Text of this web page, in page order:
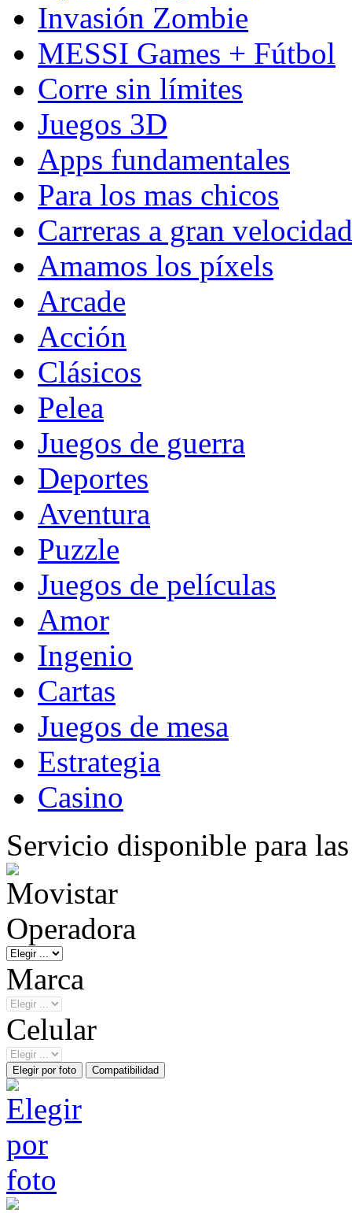
Invasión Zombie
MESSI Games + Fútbol
Corre sin límites
Juegos 3D
Apps fundamentales
Para los mas chicos
Carreras a gran velocidad
Amamos los píxels
Arcade
Acción
Clásicos
Pelea
Juegos de guerra
Deportes
Aventura
Puzzle
Juegos de películas
Amor
Ingenio
Cartas
Juegos de mesa
Estrategia
Casino
Servicio disponible para
Operadora
Marca
Celular